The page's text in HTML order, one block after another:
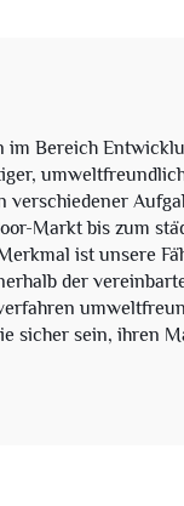
Bereich
Markt bis zum
ist unsere
der
sicher sein, ihren